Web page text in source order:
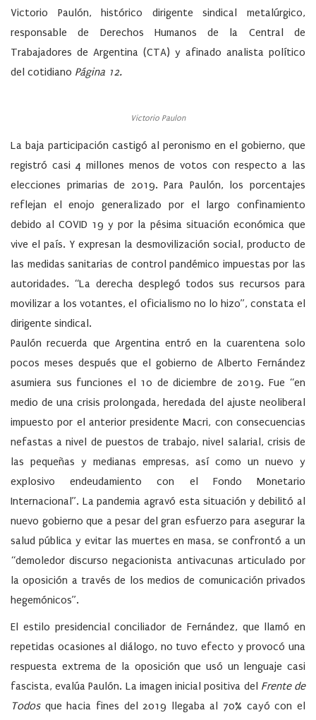
Victorio Paulón, histórico dirigente sindical metalúrgico,
responsable de Derechos Humanos de la Central de
Trabajadores de Argentina (CTA) y afinado analista político
del cotidiano Página 12.
Victorio Paulon
La baja participación castigó al peronismo en el gobierno, que
registró casi 4 millones menos de votos con respecto a las
elecciones primarias de 2019. Para Paulón, los porcentajes
reflejan el enojo generalizado por el largo confinamiento
debido al COVID 19 y por la pésima situación económica que
vive el país. Y expresan la desmovilización social, producto de
las medidas sanitarias de control pandémico impuestas por las
autoridades. “La derecha desplegó todos sus recursos para
movilizar a los votantes, el oficialismo no lo hizo”, constata el
dirigente sindical.
Paulón recuerda que Argentina entró en la cuarentena solo
pocos meses después que el gobierno de Alberto Fernández
asumiera sus funciones el 10 de diciembre de 2019. Fue “en
medio de una crisis prolongada, heredada del ajuste neoliberal
impuesto por el anterior presidente Macri, con consecuencias
nefastas a nivel de puestos de trabajo, nivel salarial, crisis de
las pequeñas y medianas empresas, así como un nuevo y
explosivo endeudamiento con el Fondo Monetario
Internacional”. La pandemia agravó esta situación y debilitó al
nuevo gobierno que a pesar del gran esfuerzo para asegurar la
salud pública y evitar las muertes en masa, se confrontó a un
“demoledor discurso negacionista antivacunas articulado por
la oposición a través de los medios de comunicación privados
hegemónicos”.
El estilo presidencial conciliador de Fernández, que llamó en
repetidas ocasiones al diálogo, no tuvo efecto y provocó una
respuesta extrema de la oposición que usó un lenguaje casi
fascista, evalúa Paulón. La imagen inicial positiva del Frente de
Todosque hacia fines del 2019 llegaba al 70% cayó con el